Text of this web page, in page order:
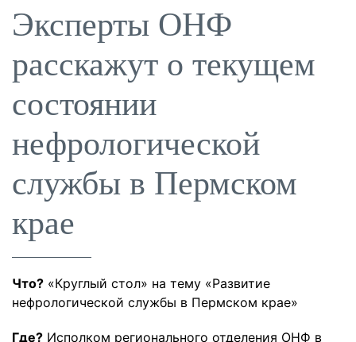
Эксперты ОНФ
расскажут о текущем
состоянии
нефрологической
службы в Пермском
крае
Что? «Круглый стол» на тему «Развитие
нефрологической службы в Пермском крае»
Где? Исполком регионального отделения ОНФ в